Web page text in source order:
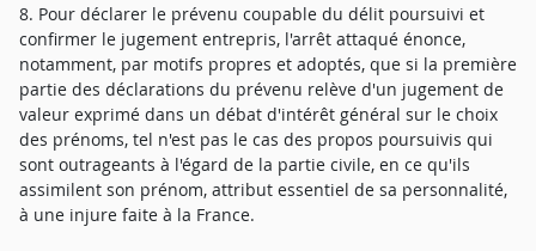
8. Pour déclarer le prévenu coupable du délit poursuivi et
confirmer le jugement entrepris, l'arrêt attaqué énonce,
notamment, par motifs propres et adoptés, que si la première
partie des déclarations du prévenu relève d'un jugement de
valeur exprimé dans un débat d'intérêt général sur le choix
des prénoms, tel n'est pas le cas des propos poursuivis qui
sont outrageants à l'égard de la partie civile, en ce qu'ils
assimilent son prénom, attribut essentiel de sa personnalité,
à une injure faite à la France.